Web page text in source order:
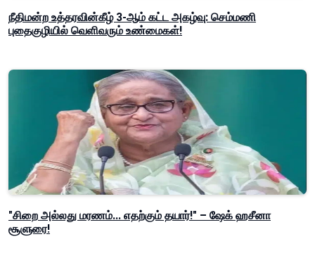
நீதிமன்ற உத்தரவின்கீழ் 3-ஆம் கட்ட அகழ்வு: செம்மணி
புதைகுழியில் வெளிவரும் உண்மைகள்!
"சிறை அல்லது மரணம்... எதற்கும் தயார்!" – ஷேக் ஹசீனா
சூளுரை!